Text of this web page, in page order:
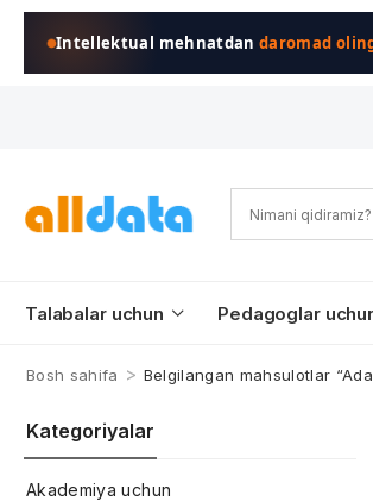
Intellektual mehnatdandaromad
Talabalar uchun Pedagoglar
Bosh sahifa > Belgilangan mahsulotlar
Kategoriyalar
Akademiya uchun